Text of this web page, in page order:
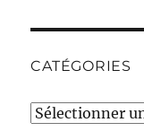
CATÉGORIES
Catégories